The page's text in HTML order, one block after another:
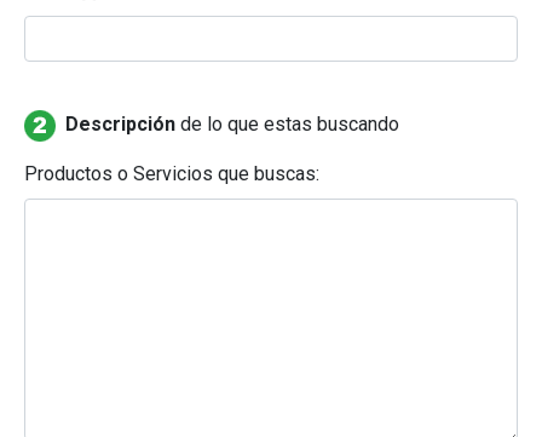
Descripción de lo que estas buscando
Productos o Servicios que buscas: